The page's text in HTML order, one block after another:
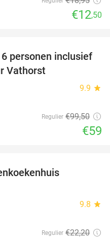
€12,50
41%
personen inclusief
Vathorst
9.9 star
Regulier €99,50
€59
9.8 star
Regulier €22,20